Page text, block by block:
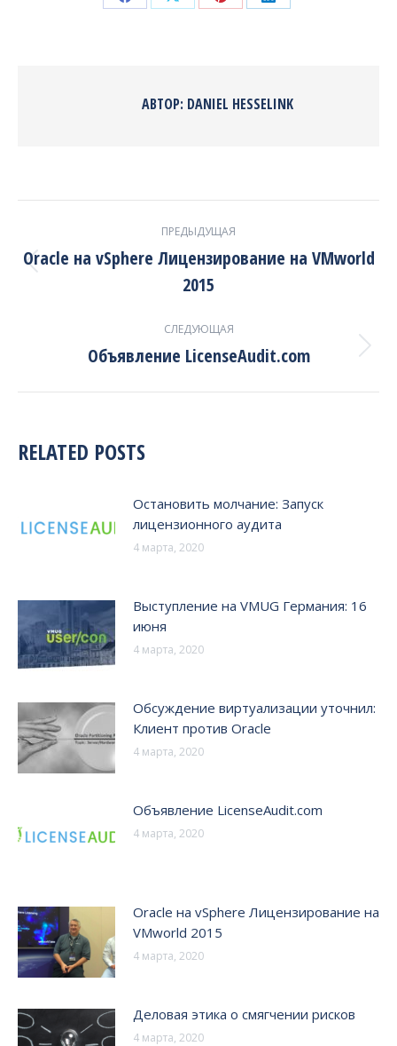
Share Share Share Share
АВТОР: DANIEL HESSELINK
ПО
ПРЕДЫДУЩАЯ
Предыдущая
запись:
Oracle на vSphere Лицензирование на VMworld
2015
СЛЕДУЮЩАЯ
Следующая
Объявление LicenseAudit.com
RELATED POSTS
Остановить молчание: Запуск
лицензионного аудита
4 марта, 2020
Выступление на VMUG Германия: 16
июня
4 марта, 2020
Обсуждение виртуализации уточнил:
Клиент против Oracle
4 марта, 2020
Объявление LicenseAudit.com
4 марта, 2020
Oracle на vSphere Лицензирование на
VMworld 2015
4 марта, 2020
Деловая этика о смягчении рисков
4 марта, 2020